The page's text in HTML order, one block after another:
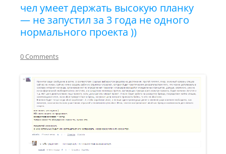
чел умеет держать высокую планку
— не запустил за 3 года не одного
нормального проекта ))
0 Comments